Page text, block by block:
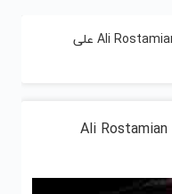
دانلود آهنگ Chaharmezrab Tar از Ali Rostamian علی